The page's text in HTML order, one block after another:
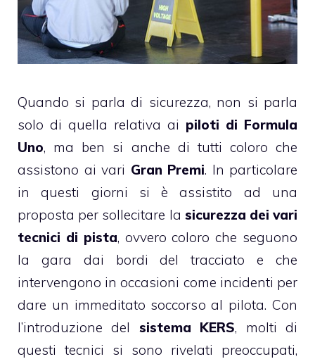
Quando si parla di sicurezza, non si parla
solo di quella relativa ai piloti di Formula
Uno, ma ben si anche di tutti coloro che
assistono ai vari Gran Premi. In particolare
in questi giorni si è assistito ad una
proposta per sollecitare la sicurezza dei vari
tecnici di pista, ovvero coloro che seguono
la gara dai bordi del tracciato e che
intervengono in occasioni come incidenti per
dare un immeditato soccorso al pilota. Con
l’introduzione del sistema KERS, molti di
questi tecnici si sono rivelati preoccupati,